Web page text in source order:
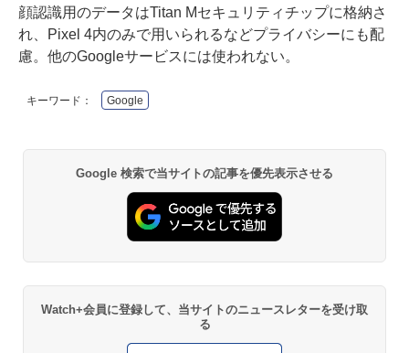
顔認識用のデータはTitan Mセキュリティチップに格納さ
れ、Pixel 4内のみで用いられるなどプライバシーにも配
慮。他のGoogleサービスには使われない。
キーワード： Google
Google 検索で当サイトの記事を優先表示させる
Watch+会員に登録して、当サイトのニュースレターを受け取
る